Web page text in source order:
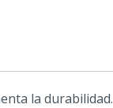
la durabilidad.